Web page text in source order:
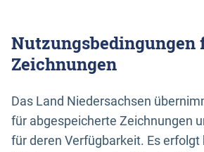
Nutzungsbedingungen
Zeichnungen
Das Land Niedersachsen
für abgespeicherte Zeichnungen
für deren Verfügbarkeit. Es erfolgt